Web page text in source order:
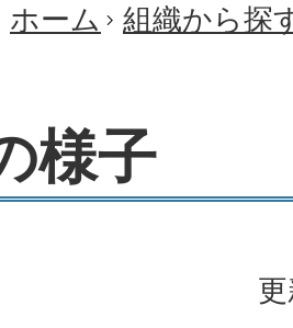
ホーム 組織から探
様子